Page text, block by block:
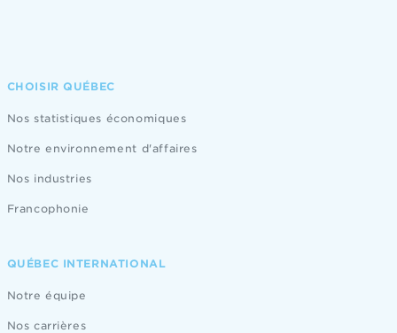
CHOISIR QUÉBEC
Nos statistiques économiques
Notre environnement d'affaires
Nos industries
Francophonie
QUÉBEC INTERNATIONAL
Notre équipe
Nos carrières